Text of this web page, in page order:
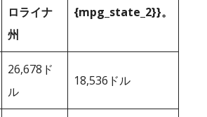
ロライナ
州
{mpg_state_2}}。
26,678ド
ル
18,536ドル